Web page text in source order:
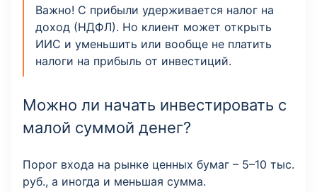
Важно! С прибыли удерживается налог на
доход (НДФЛ). Но клиент может открыть
ИИС и уменьшить или вообще не платить
налоги на прибыль от инвестиций.
Можно ли начать инвестировать с
малой суммой денег?
Порог входа на рынке ценных бумаг – 5–10 тыс.
руб., а иногда и меньшая сумма.